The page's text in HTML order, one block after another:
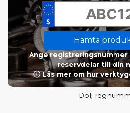
Hämta
Ange
reservdelar till din
ⓘ Läs mer om hur
Dölj